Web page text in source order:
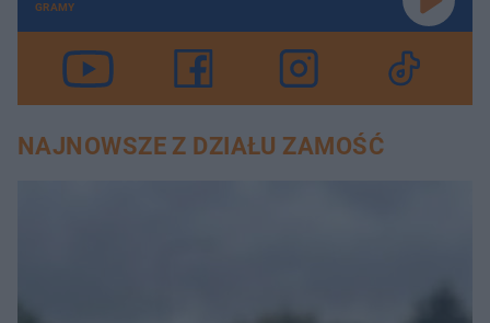
GRAMY
NAJNOWSZE Z DZIAŁU ZAMOŚĆ